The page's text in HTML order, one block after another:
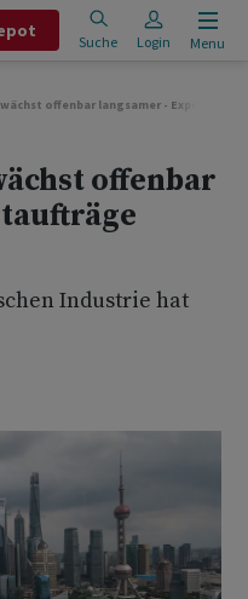
Suche Login Menu
offenbar langsamer -
offenbar
Industrie hat